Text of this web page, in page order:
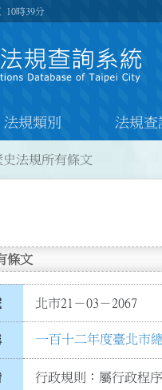
10時39分
法規類別 法規查
史法規所有條文
條文
北市21－03－2067
一百十二年度臺北市
行政規則：屬行政程